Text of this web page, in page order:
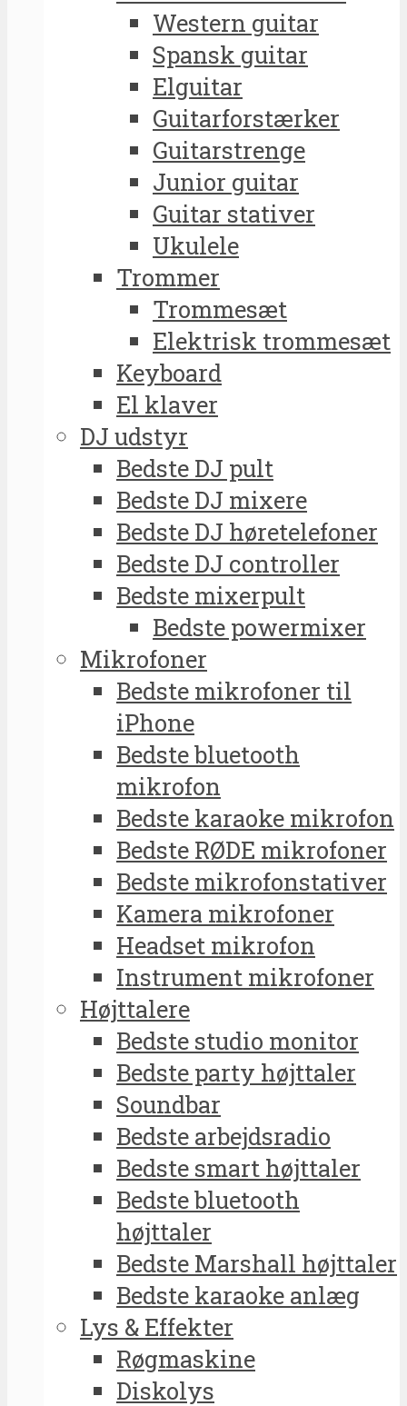
Western guitar
Spansk guitar
Elguitar
Guitarforstærker
Guitarstrenge
Junior guitar
Guitar stativer
Ukulele
Trommer
Trommesæt
Elektrisk trommesæt
Keyboard
El klaver
DJ udstyr
Bedste DJ pult
Bedste DJ mixere
Bedste DJ høretelefoner
Bedste DJ controller
Bedste mixerpult
Bedste powermixer
Mikrofoner
Bedste mikrofoner til
iPhone
Bedste bluetooth
mikrofon
Bedste karaoke mikrofon
Bedste RØDE mikrofoner
Bedste mikrofonstativer
Kamera mikrofoner
Headset mikrofon
Instrument mikrofoner
Højttalere
Bedste studio monitor
Bedste party højttaler
Soundbar
Bedste arbejdsradio
Bedste smart højttaler
Bedste bluetooth
højttaler
Bedste Marshall højttaler
Bedste karaoke anlæg
Lys & Effekter
Røgmaskine
Diskolys